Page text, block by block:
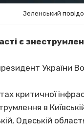
Зеленський
є
України
критичної
в
Одеській